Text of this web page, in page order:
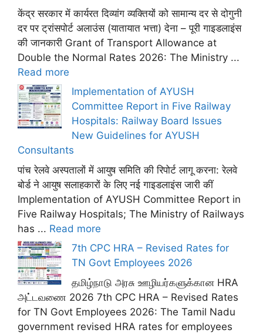
केंद्र सरकार में कार्यरत दिव्यांग व्यक्तियों को सामान्य दर से दोगुनी
दर पर ट्रांसपोर्ट अलाउंस (यातायात भत्ता) देना – पूरी गाइडलाइंस
की जानकारी Grant of Transport Allowance at
Double the Normal Rates 2026: The Ministry ...
Read more
Implementation of AYUSH
Committee Report in Five Railway
Hospitals: Railway Board Issues
New Guidelines for AYUSH
Consultants
पांच रेलवे अस्पतालों में आयुष समिति की रिपोर्ट लागू करना: रेलवे
बोर्ड ने आयुष सलाहकारों के लिए नई गाइडलाइंस जारी कीं
Implementation of AYUSH Committee Report in
Five Railway Hospitals; The Ministry of Railways
has ... Read more
7th CPC HRA – Revised Rates for
TN Govt Employees 2026
தமிழ்நாடு அரசு ஊழியர்களுக்கான HRA
அட்டவணை 2026 7th CPC HRA – Revised Rates
for TN Govt Employees 2026: The Tamil Nadu
government revised HRA rates for employees